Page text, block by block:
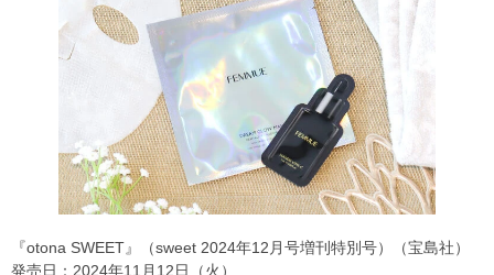
『otona SWEET』（sweet 2024年12月号増刊特別号）（宝島社）
発売日：2024年11月12日（火）